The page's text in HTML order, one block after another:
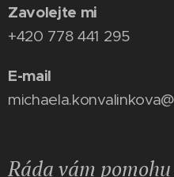
Zavolejte mi
+420 778 441 295
E-mail
Ráda vám